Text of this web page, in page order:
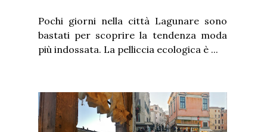
Pochi giorni nella città Lagunare sono
bastati per scoprire la tendenza moda
più indossata. La pelliccia ecologica è ...